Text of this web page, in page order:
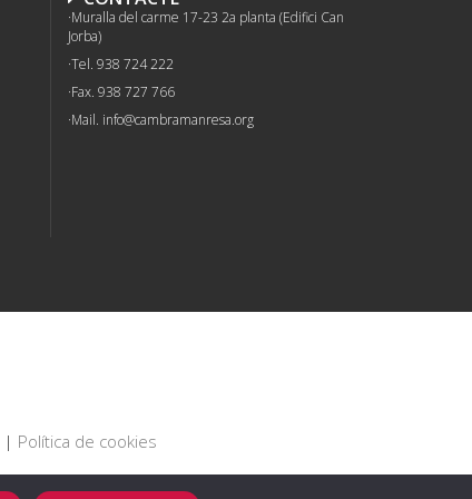
Muralla del carme 17-23 2a planta (Edifici Can
Jorba)
Tel. 938 724 222
Fax. 938 727 766
Mail. info@cambramanresa.org
| Política de cookies